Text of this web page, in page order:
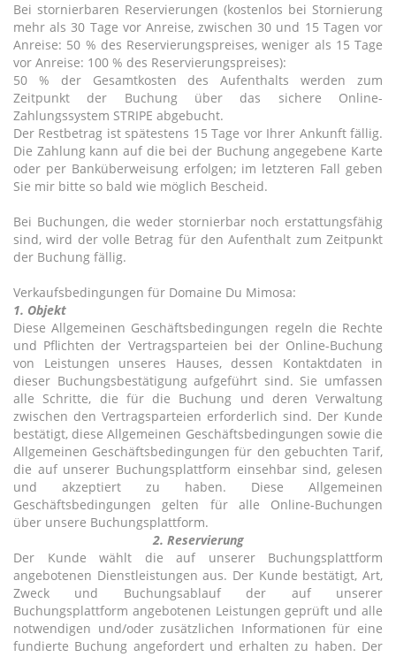
Bei stornierbaren Reservierungen (kostenlos bei Stornierung
mehr als 30 Tage vor Anreise, zwischen 30 und 15 Tagen vor
Anreise: 50 % des Reservierungspreises, weniger als 15 Tage
vor Anreise: 100 % des Reservierungspreises):
50 % der Gesamtkosten des Aufenthalts werden zum
Zeitpunkt der Buchung über das sichere Online-
Zahlungssystem STRIPE abgebucht.
Der Restbetrag ist spätestens 15 Tage vor Ihrer Ankunft fällig.
Die Zahlung kann auf die bei der Buchung angegebene Karte
oder per Banküberweisung erfolgen; im letzteren Fall geben
Sie mir bitte so bald wie möglich Bescheid.
Bei Buchungen, die weder stornierbar noch erstattungsfähig
sind, wird der volle Betrag für den Aufenthalt zum Zeitpunkt
der Buchung fällig.
Verkaufsbedingungen für Domaine Du Mimosa:
1. Objekt
Diese Allgemeinen Geschäftsbedingungen regeln die Rechte
und Pflichten der Vertragsparteien bei der Online-Buchung
von Leistungen unseres Hauses, dessen Kontaktdaten in
dieser Buchungsbestätigung aufgeführt sind. Sie umfassen
alle Schritte, die für die Buchung und deren Verwaltung
zwischen den Vertragsparteien erforderlich sind. Der Kunde
bestätigt, diese Allgemeinen Geschäftsbedingungen sowie die
Allgemeinen Geschäftsbedingungen für den gebuchten Tarif,
die auf unserer Buchungsplattform einsehbar sind, gelesen
und akzeptiert zu haben. Diese Allgemeinen
Geschäftsbedingungen gelten für alle Online-Buchungen
über unsere Buchungsplattform.
2. Reservierung
Der Kunde wählt die auf unserer Buchungsplattform
angebotenen Dienstleistungen aus. Der Kunde bestätigt, Art,
Zweck und Buchungsablauf der auf unserer
Buchungsplattform angebotenen Leistungen geprüft und alle
notwendigen und/oder zusätzlichen Informationen für eine
fundierte Buchung angefordert und erhalten zu haben. Der